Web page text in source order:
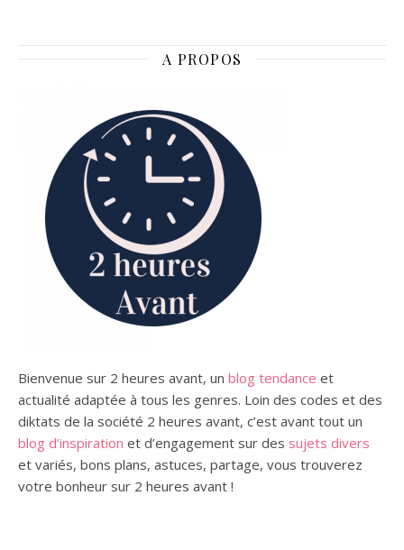
A PROPOS
Bienvenue sur 2 heures avant, un blog tendance et
actualité adaptée à tous les genres. Loin des codes et des
diktats de la société 2 heures avant, c’est avant tout un
blog d’inspiration et d’engagement sur des sujets divers
et variés, bons plans, astuces, partage, vous trouverez
votre bonheur sur 2 heures avant !